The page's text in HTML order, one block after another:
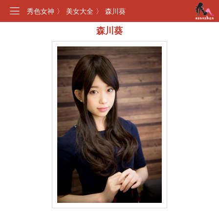
秀色女神 〉 美女大全 〉 森川葵
森川葵